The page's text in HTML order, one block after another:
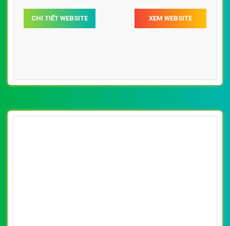
CHI TIẾT WEBSITE XEM WEBSITE